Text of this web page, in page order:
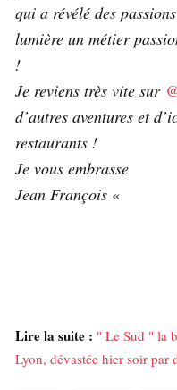
qui a révélé des
lumière un métier
!
Je reviens très vite sur
d’autres aventures et
restaurants !
Je vous embrasse
Jean François «
Lire la suite : " Le Sud " la
Lyon, dévastée hier soir par